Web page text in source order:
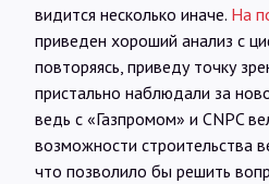
видится несколько иначе. На
приведен хороший анализ с
повторяясь, приведу точку
пристально наблюдали за
ведь с «Газпромом» и CNPC
возможности строительства
что позволило бы решить